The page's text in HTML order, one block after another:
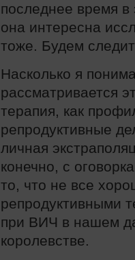
последнее время в
она интересна
тоже. Будем
Насколько я
рассматривается
терапия, как
репродуктивные
личная
конечно, с
то, что не все
репродуктивными
при ВИЧ в нашем
королевстве.